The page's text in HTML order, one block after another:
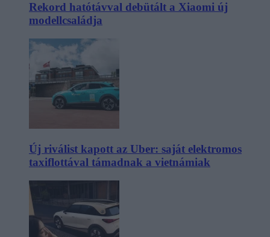
Rekord hatótávval debütált a Xiaomi új
modellcsaládja
Új riválist kapott az Uber: saját elektromos
taxiflottával támadnak a vietnámiak